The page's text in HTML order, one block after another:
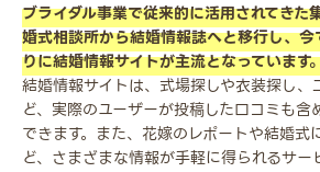
ブライダル事業で従来的に活用されてきた
婚式相談所から結婚情報誌へと移行し、
りに結婚情報サイトが主流となっています
結婚情報サイトは、式場探しや衣装探し、
ど、実際のユーザーが投稿した口コミも含
できます。また、花嫁のレポートや結婚式
ど、さまざまな情報が手軽に得られるサー